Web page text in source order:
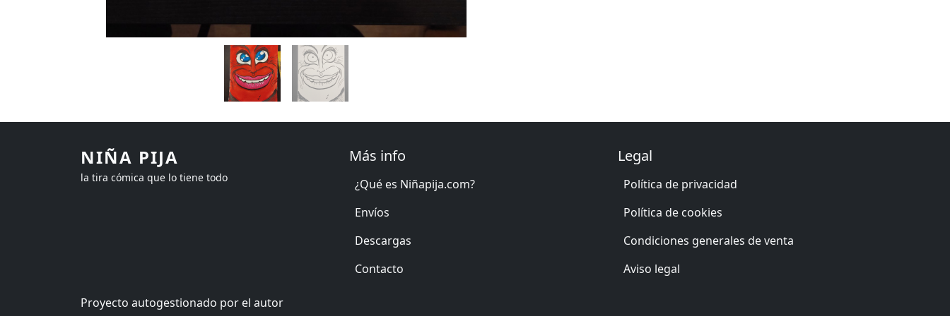
NIÑA PIJA
la tira cómica que lo tiene todo
Más info
¿Qué es Niñapija.com?
Envíos
Descargas
Contacto
Legal
Política de privacidad
Política de cookies
Condiciones generales de venta
Aviso legal
Proyecto autogestionado por el autor